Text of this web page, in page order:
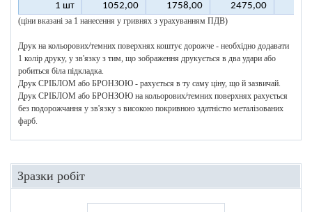
1 шт
1052,00 1758,00 2475,00
(ціни вказані за 1 нанесення у гривнях з урахуванням ПДВ)
Друк на кольорових/темних поверхнях коштує дорожче - необхідно додавати
1 колір друку, у зв'язку з тим, що зображення друкується в два удари або
робиться біла підкладка.
Друк СРІБЛОМ або БРОНЗОЮ - рахується в ту саму ціну, що й зазвичай.
Друк СРІБЛОМ або БРОНЗОЮ на кольорових/темних поверхнях рахується
без подорожчання у зв'язку з високою покривною здатністю металізованих
фарб.
Зразки робіт